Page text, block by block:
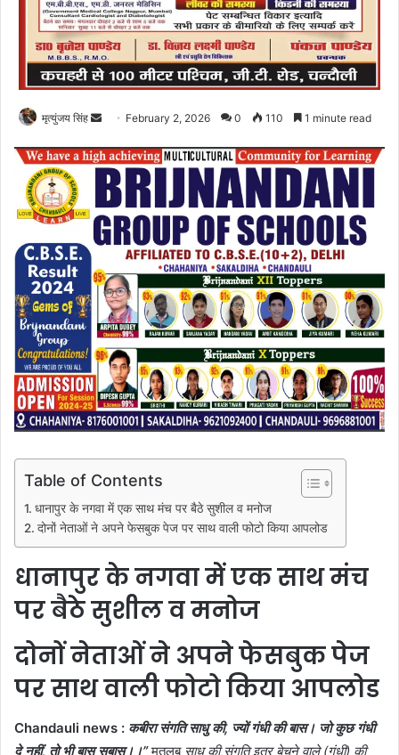
मृत्युंजय सिंह
Send
email
February 2, 2026 0 110 1 minute read
Table of Contents
धानापुर के नगवा में एक साथ मंच पर बैठे सुशील व मनोज
दोनों नेताओं ने अपने फेसबुक पेज पर साथ वाली फोटो किया आपलोड
धानापुर के नगवा में एक साथ मंच
पर बैठे सुशील व मनोज
दोनों नेताओं ने अपने फेसबुक पेज
पर साथ वाली फोटो किया आपलोड
Chandauli news : कबीरा संगति साधु की, ज्यों गंधी की बास। जो कुछ गंधी
दे नहीं, तो भी बास सुबास।।”मतलब साधु की संगति इत्र बेचने वाले (गंधी) की